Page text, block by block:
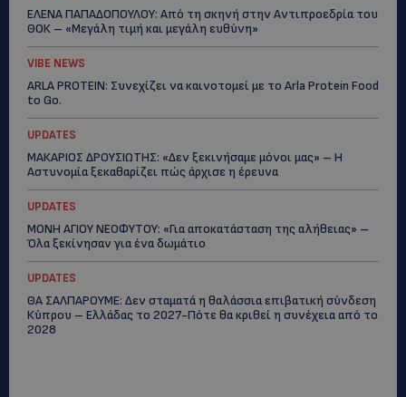
ΕΛΕΝΑ ΠΑΠΑΔΟΠΟΥΛΟΥ: Από τη σκηνή στην Αντιπροεδρία του
ΘΟΚ – «Μεγάλη τιμή και μεγάλη ευθύνη»
VIBE NEWS
ARLA PROTEIN: Συνεχίζει να καινοτομεί με το Arla Protein Food
to Go.
UPDATES
ΜΑΚΑΡΙΟΣ ΔΡΟΥΣΙΩΤΗΣ: «Δεν ξεκινήσαμε μόνοι μας» – Η
Αστυνομία ξεκαθαρίζει πώς άρχισε η έρευνα
UPDATES
ΜΟΝΗ ΑΓΙΟΥ ΝΕΟΦΥΤΟΥ: «Για αποκατάσταση της αλήθειας» –
Όλα ξεκίνησαν για ένα δωμάτιο
UPDATES
ΘΑ ΣΑΛΠΑΡΟΥΜΕ: Δεν σταματά η θαλάσσια επιβατική σύνδεση
Κύπρου – Ελλάδας το 2027-Πότε θα κριθεί η συνέχεια από το
2028